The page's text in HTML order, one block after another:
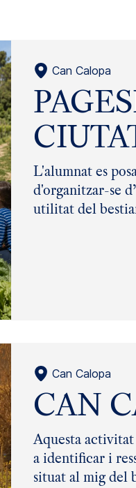
Can Calopa
L'alumnat es
d'organitzar-se
utilitat del
Can Calopa
CAN
Aquesta
a identificar i
situat al mig del